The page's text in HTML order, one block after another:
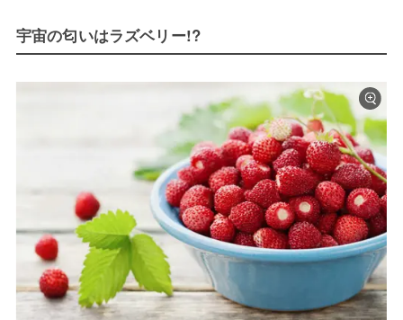
宇宙の匂いはラズベリー!?